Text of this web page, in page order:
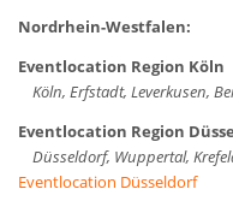
Nordrhein-Westfalen:
Eventlocation Region Köln
Köln, Erfstadt, Leverkusen,
Eventlocation Region
Düsseldorf, Wuppertal,
Eventlocation Düsseldorf